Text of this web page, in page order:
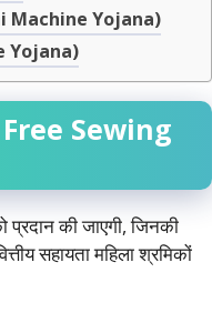
Machine Yojana)
Yojana)
Sewing
प्रदान की जाएगी, जिनकी
सहायता महिला श्रमिकों